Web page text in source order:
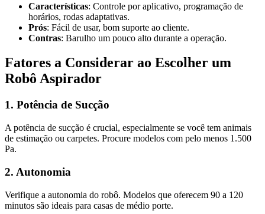
Características: Controle por aplicativo, programação de
horários, rodas adaptativas.
Prós: Fácil de usar, bom suporte ao cliente.
Contras: Barulho um pouco alto durante a operação.
Fatores a Considerar ao Escolher um
Robô Aspirador
1. Potência de Sucção
A potência de sucção é crucial, especialmente se você tem animais
de estimação ou carpetes. Procure modelos com pelo menos 1.500
Pa.
2. Autonomia
Verifique a autonomia do robô. Modelos que oferecem 90 a 120
minutos são ideais para casas de médio porte.